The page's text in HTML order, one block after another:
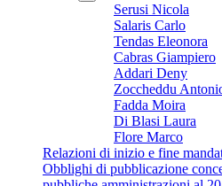
Serusi Nicola
Salaris Carlo
Tendas Eleonora
Cabras Giampiero
Addari Deny
Zoccheddu
Fadda Moira
Di Blasi Laura
Flore Marco
Relazioni di inizio e fine
Obblighi di pubblicazione